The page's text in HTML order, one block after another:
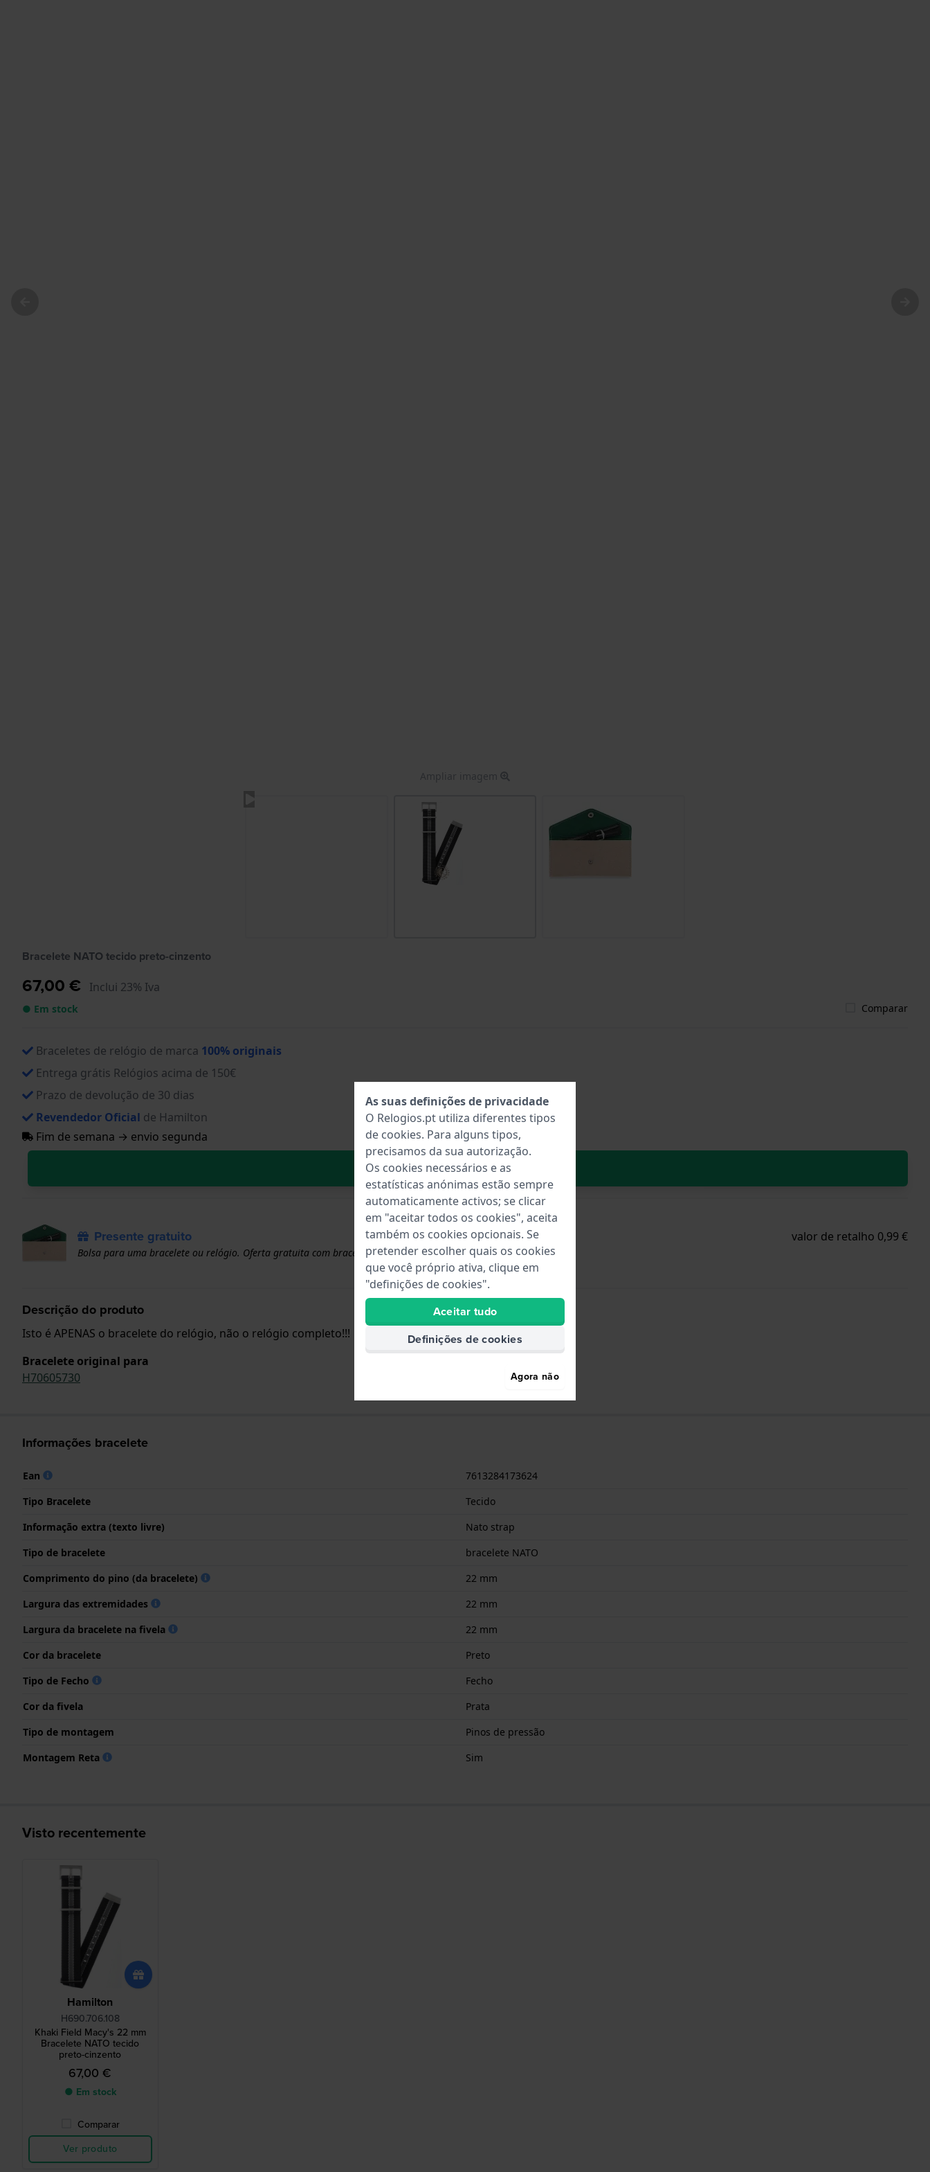
Ampliar imagem
Bracelete NATO tecido preto-cinzento
67,00 € Inclui 23% Iva
● Em stock Comparar
Braceletes de relógio de marca 100% originais
Entrega grátis Relógios acima de 150€
Prazo de devolução de 30 dias
Revendedor Oficial de Hamilton
Fim de semana → envio segunda
No carrinho
Presente gratuito valor de retalho 0,99 €
Bolsa para uma bracelete ou relógio. Oferta gratuita com braceletes superiores a 50 euros
Descrição do produto
Isto é APENAS o bracelete do relógio, não o relógio completo!!!
Bracelete original para
H70605730
Informações bracelete
Ean
7613284173624
Tipo Bracelete
Tecido
Informação extra (texto livre)
Nato strap
Tipo de bracelete
bracelete NATO
Comprimento do pino (da bracelete)
22 mm
Largura das extremidades
22 mm
Largura da bracelete na fivela
22 mm
Cor da bracelete
Preto
Tipo de Fecho
Fecho
Cor da fivela
Prata
Tipo de montagem
Pinos de pressão
Montagem Reta
Sim
Visto recentemente
Hamilton
H690.706.108
Khaki Field Macy's 22 mm
Bracelete NATO tecido
preto-cinzento
67,00 €
● Em stock
Comparar
Ver produto
As suas definições de privacidade
O Relogios.pt utiliza diferentes tipos
de cookies. Para alguns tipos,
precisamos da sua autorização.
Os cookies necessários e as
estatísticas anónimas estão sempre
automaticamente activos; se clicar
em "aceitar todos os cookies", aceita
também os cookies opcionais. Se
pretender escolher quais os cookies
que você próprio ativa, clique em
"definições de cookies".
Aceitar tudo
Definições de cookies
Agora não